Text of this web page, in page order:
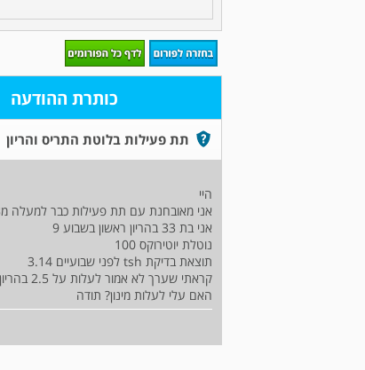
כותרת ההודעה
תת פעילות בלוטת התריס והריון
היי
אני מאובחנת עם תת פעילות כבר למעלה מ13 שנה
אני בת 33 בהריון ראשון בשבוע 9
נוטלת יוטירוקס 100
תוצאת בדיקת tsh לפני שבועיים 3.14
קראתי שערך לא אמור לעלות על 2.5 בהריון
האם עלי לעלות מינון? תודה